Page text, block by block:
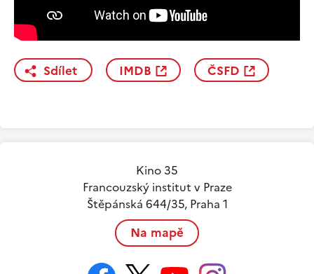
Sdílet IMDB ČSFD
Kino 35
Francouzský institut v Praze
Štěpánská 644/35, Praha 1
Na mapě